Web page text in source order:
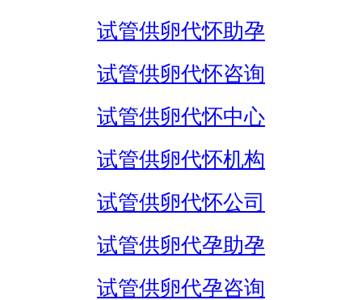
试管供卵代怀助孕
试管供卵代怀咨询
试管供卵代怀中心
试管供卵代怀机构
试管供卵代怀公司
试管供卵代孕助孕
试管供卵代孕咨询